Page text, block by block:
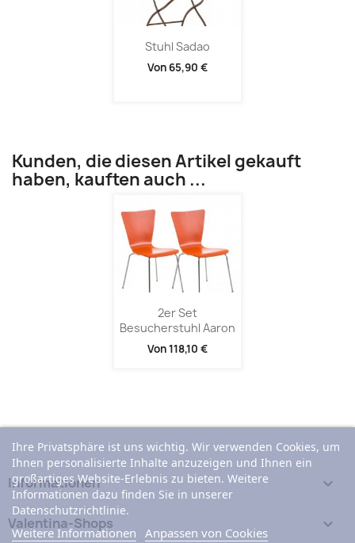
Stuhl Sadao
Von 65,90 €
Kunden, die diesen Artikel gekauft
haben, kauften auch ...
2er Set
Besucherstuhl Aaron
Von118,10 €
Informationen 
Valentina-Shops 
Ihre Privatsphäre ist uns wichtig. Wir verwenden Cookies, um
Ihnen personalisierte Inhalte anzuzeigen und Ihnen ein
großartiges Website-Erlebnis zu bieten. Weitere
Informationen dazu finden Sie in unserer
Datenschutzrichtlinie.
Weitere Informationen Anpassen von Cookies